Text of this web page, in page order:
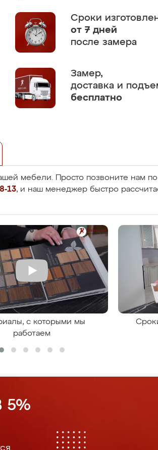
Сроки
от 7 дней
после замера
Замер,
доставка и
бесплатно
мебели. Просто позвоните нам
13, и наш менеджер быстро
с которыми мы
работаем